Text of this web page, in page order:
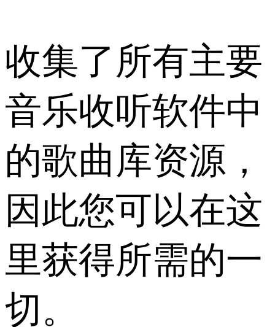
收集了所有主要
音乐收听软件中
的歌曲库资源，
因此您可以在这
里获得所需的一
切。